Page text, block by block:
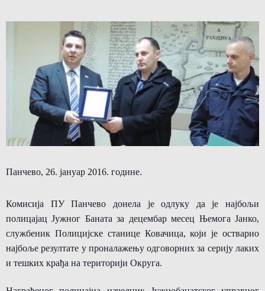
Панчево, 26. јануар 2016. године.
Комисија ПУ Панчево донела је одлуку да је најбољи
полицајац Јужног Баната за децембар месец Њемога Јанко,
службеник Полицијске станице Ковачица, који је остварио
најбоље резултате у проналажењу одговорних за серију лаких
и тешких крађа на територији Округа.